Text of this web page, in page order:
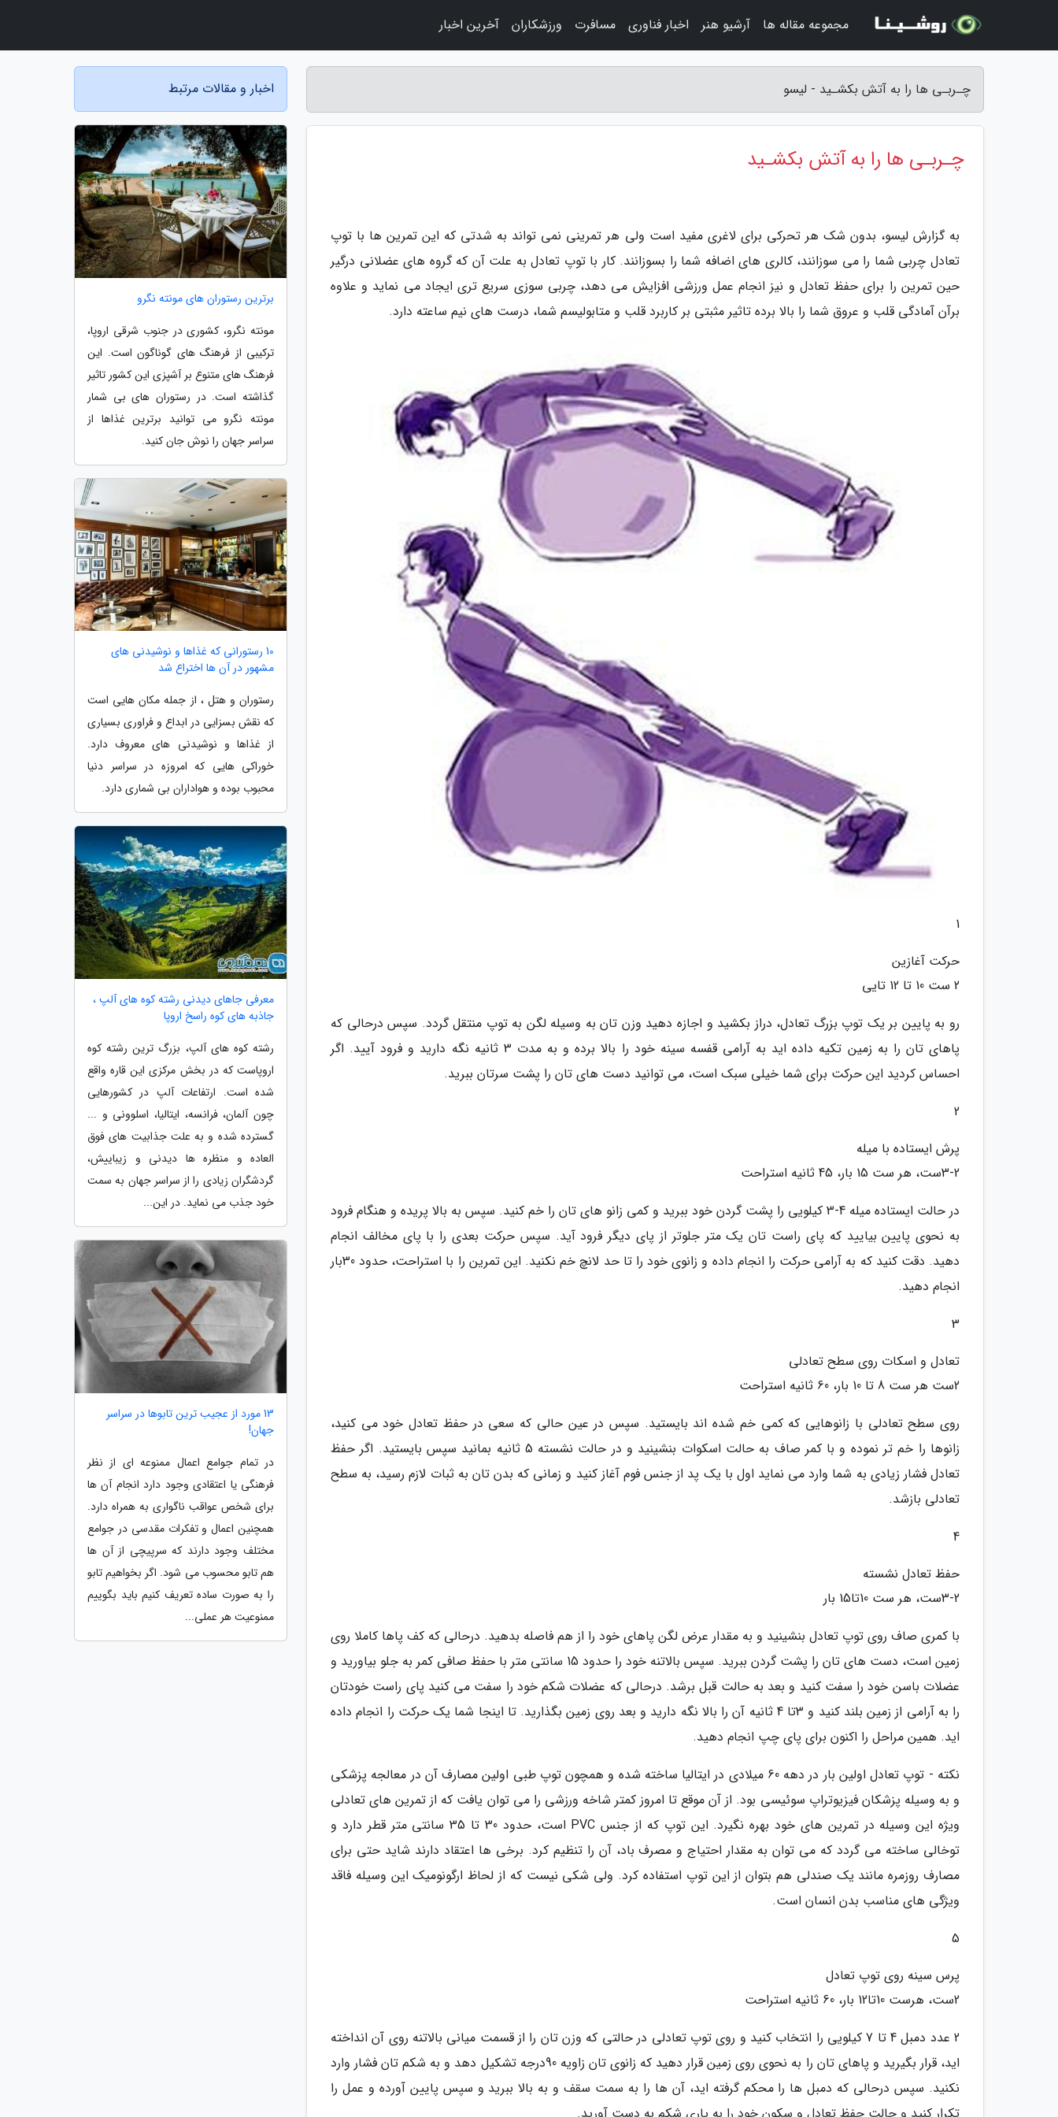
چـربـی ها را به آتش بکشـید - لیسو
چـربـی ها را به آتش بکشـید
به گزارش لیسو، بدون شک هر تحرکی برای لاغری مفید است ولی هر تمرینی نمی تواند به شدتی که این تمرین ها با توپ
تعادل چربی شما را می سوزانند، کالری های اضافه شما را بسوزانند. کار با توپ تعادل به علت آن که گروه های عضلانی درگیر
حین تمرین را برای حفظ تعادل و نیز انجام عمل ورزشی افزایش می دهد، چربی سوزی سریع تری ایجاد می نماید و علاوه
برآن آمادگی قلب و عروق شما را بالا برده تاثیر مثبتی بر کاربرد قلب و متابولیسم شما، درست های نیم ساعته دارد.
1
حرکت آغازین
2 ست 10 تا 12 تایی
رو به پایین بر یک توپ بزرگ تعادل، دراز بکشید و اجازه دهید وزن تان به وسیله لگن به توپ منتقل گردد. سپس درحالی که
پاهای تان را به زمین تکیه داده اید به آرامی قفسه سینه خود را بالا برده و به مدت 3 ثانیه نگه دارید و فرود آیید. اگر
احساس کردید این حرکت برای شما خیلی سبک است، می توانید دست های تان را پشت سرتان ببرید.
2
پرش ایستاده با میله
3-2ست، هر ست 15 بار، 45 ثانیه استراحت
در حالت ایستاده میله 4-3 کیلویی را پشت گردن خود ببرید و کمی زانو های تان را خم کنید. سپس به بالا پریده و هنگام فرود
به نحوی پایین بیایید که پای راست تان یک متر جلوتر از پای دیگر فرود آید. سپس حرکت بعدی را با پای مخالف انجام
دهید. دقت کنید که به آرامی حرکت را انجام داده و زانوی خود را تا حد لانچ خم نکنید. این تمرین را با استراحت، حدود 30بار
انجام دهید.
3
تعادل و اسکات روی سطح تعادلی
2ست هر ست 8 تا 10 بار، 60 ثانیه استراحت
روی سطح تعادلی با زانوهایی که کمی خم شده اند بایستید. سپس در عین حالی که سعی در حفظ تعادل خود می کنید،
زانوها را خم تر نموده و با کمر صاف به حالت اسکوات بنشینید و در حالت نشسته 5 ثانیه بمانید سپس بایستید. اگر حفظ
تعادل فشار زیادی به شما وارد می نماید اول با یک پد از جنس فوم آغاز کنید و زمانی که بدن تان به ثبات لازم رسید، به سطح
تعادلی بازشد.
4
حفظ تعادل نشسته
3-2ست، هر ست 10تا15 بار
با کمری صاف روی توپ تعادل بنشینید و به مقدار عرض لگن پاهای خود را از هم فاصله بدهید. درحالی که کف پاها کاملا روی
زمین است، دست های تان را پشت گردن ببرید. سپس بالاتنه خود را حدود 15 سانتی متر با حفظ صافی کمر به جلو بیاورید و
عضلات باسن خود را سفت کنید و بعد به حالت قبل برشد. درحالی که عضلات شکم خود را سفت می کنید پای راست خودتان
را به آرامی از زمین بلند کنید و 3تا 4 ثانیه آن را بالا نگه دارید و بعد روی زمین بگذارید. تا اینجا شما یک حرکت را انجام داده
اید. همین مراحل را اکنون برای پای چپ انجام دهید.
نکته - توپ تعادل اولین بار در دهه 60 میلادی در ایتالیا ساخته شده و همچون توپ طبی اولین مصارف آن در معالجه پزشکی
و به وسیله پزشکان فیزیوتراپ سوئیسی بود. از آن موقع تا امروز کمتر شاخه ورزشی را می توان یافت که از تمرین های تعادلی
ویژه این وسیله در تمرین های خود بهره نگیرد. این توپ که از جنس PVC است، حدود 30 تا 35 سانتی متر قطر دارد و
توخالی ساخته می گردد که می توان به مقدار احتیاج و مصرف باد، آن را تنظیم کرد. برخی ها اعتقاد دارند شاید حتی برای
مصارف روزمره مانند یک صندلی هم بتوان از این توپ استفاده کرد. ولی شکی نیست که از لحاظ ارگونومیک این وسیله فاقد
ویژگی های مناسب بدن انسان است.
5
پرس سینه روی توپ تعادل
2ست، هرست 10تا12 بار، 60 ثانیه استراحت
2 عدد دمبل 4 تا 7 کیلویی را انتخاب کنید و روی توپ تعادلی در حالتی که وزن تان را از قسمت میانی بالاتنه روی آن انداخته
اید، قرار بگیرید و پاهای تان را به نحوی روی زمین قرار دهید که زانوی تان زاویه 90درجه تشکیل دهد و به شکم تان فشار وارد
نکنید. سپس درحالی که دمبل ها را محکم گرفته اید، آن ها را به سمت سقف و به بالا ببرید و سپس پایین آورده و عمل را
اخبار و مقالات مرتبط
برترین رستوران های مونته نگرو
مونته نگرو، کشوری در جنوب شرقی اروپا،
ترکیبی از فرهنگ های گوناگون است. این
فرهنگ های متنوع بر آشپزی این کشور تاثیر
گذاشته است. در رستوران های بی شمار
مونته نگرو می توانید برترین غذاها از
سراسر جهان را نوش جان کنید.
10 رستورانی که غذاها و نوشیدنی های
مشهور در آن ها اختراع شد
رستوران و هتل ، از جمله مکان هایی است
که نقش بسزایی در ابداع و فراوری بسیاری
از غذاها و نوشیدنی های معروف دارد.
خوراکی هایی که امروزه در سراسر دنیا
محبوب بوده و هواداران بی شماری دارد.
معرفی جاهای دیدنی رشته کوه های آلپ ،
جاذبه های کوه راسخ اروپا
رشته کوه های آلپ، بزرگ ترین رشته کوه
اروپاست که در بخش مرکزی این قاره واقع
شده است. ارتفاعات آلپ در کشورهایی
چون آلمان، فرانسه، ایتالیا، اسلوونی و ...
گسترده شده و به علت جذابیت های فوق
العاده و منظره ها دیدنی و زیباییش،
گردشگران زیادی را از سراسر جهان به سمت
خود جذب می نماید. در این...
13 مورد از عجیب ترین تابوها در سراسر
جهان!
در تمام جوامع اعمال ممنوعه ای از نظر
فرهنگی یا اعتقادی وجود دارد انجام آن ها
برای شخص عواقب ناگواری به همراه دارد.
همچنین اعمال و تفکرات مقدسی در جوامع
مختلف وجود دارند که سرپیچی از آن ها
هم تابو محسوب می شود. اگر بخواهیم تابو
را به صورت ساده تعریف کنیم باید بگوییم
ممنوعیت هر عملی...
مجموعه مقاله ها آرشیو هنر اخبار فناوری مسافرت ورزشکاران آخرین اخبار